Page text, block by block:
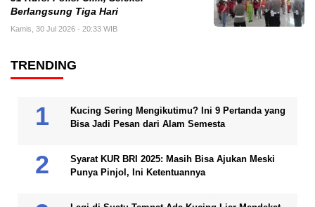
Berlangsung Tiga Hari
Kamis, 30 Jul 2026 - 20:33 WIB
TRENDING
Kucing Sering Mengikutimu? Ini 9 Pertanda yang
Bisa Jadi Pesan dari Alam Semesta
Syarat KUR BRI 2025: Masih Bisa Ajukan Meski
Punya Pinjol, Ini Ketentuannya